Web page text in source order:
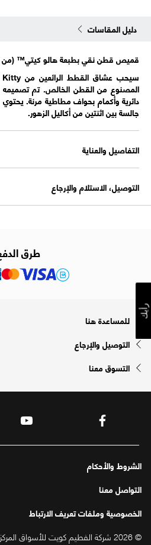
دليل المقاسات
قميص قطن نقي بطبعة هالو كيتي™ (من 2 إلى 8 سنوات)
المصنوع من القطن الخالص. تم تصميمه
دائرية وأكمام بحواف مطاطية مرنة.
جالسة بين اثنتين من أكاليل الزهور.
التفاصيل والعناية
التوصيل، الاستلام والإرجاع
طرق
للمساعدة هنا
التوصيل والإرجاع
التسوق معنا
الشروط والأحكام
التواصل معنا
الخصوصية وملفات تعريف الارتباط
© 2026 شركة الفطيم كويت للأسواق المركزية
رأيك